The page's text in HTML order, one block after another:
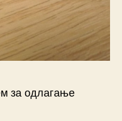
за одлагање